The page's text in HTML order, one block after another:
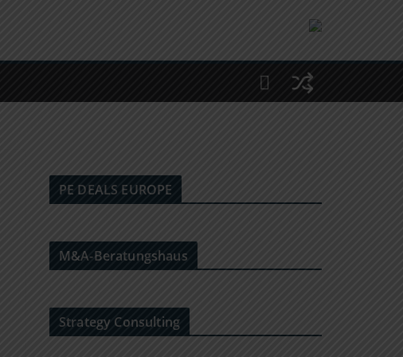
PE DEALS EUROPE
M&A-Beratungshaus
Strategy Consulting